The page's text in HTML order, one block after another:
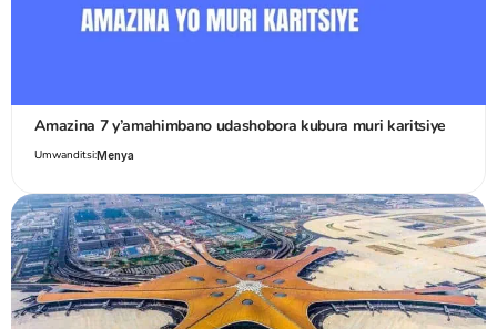
Amazina 7 y’amahimbano udashobora kubura muri karitsiye
Umwanditsi:Menya